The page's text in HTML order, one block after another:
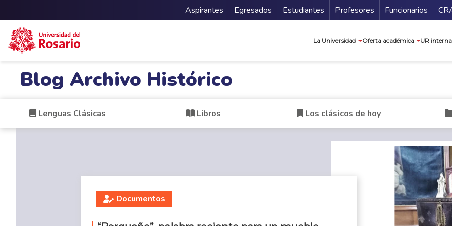
Menu Secundario
Aspirantes Egresados Estudiantes Profesores Funcionarios
La Universidad Oferta académica UR
Blog Archivo Histórico
Lenguas Clásicas Libros Los clásicos de hoy
Documentos